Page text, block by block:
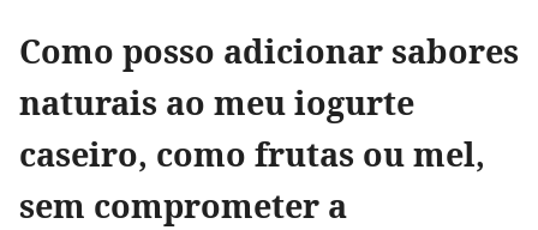
Como posso adicionar sabores
naturais ao meu iogurte
caseiro, como frutas ou mel,
sem comprometer a